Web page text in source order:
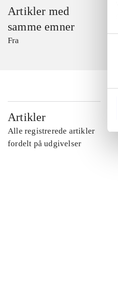
Artikler med
samme emner
Fra
Artikler
Alle registrerede artikler
fordelt på udgivelser